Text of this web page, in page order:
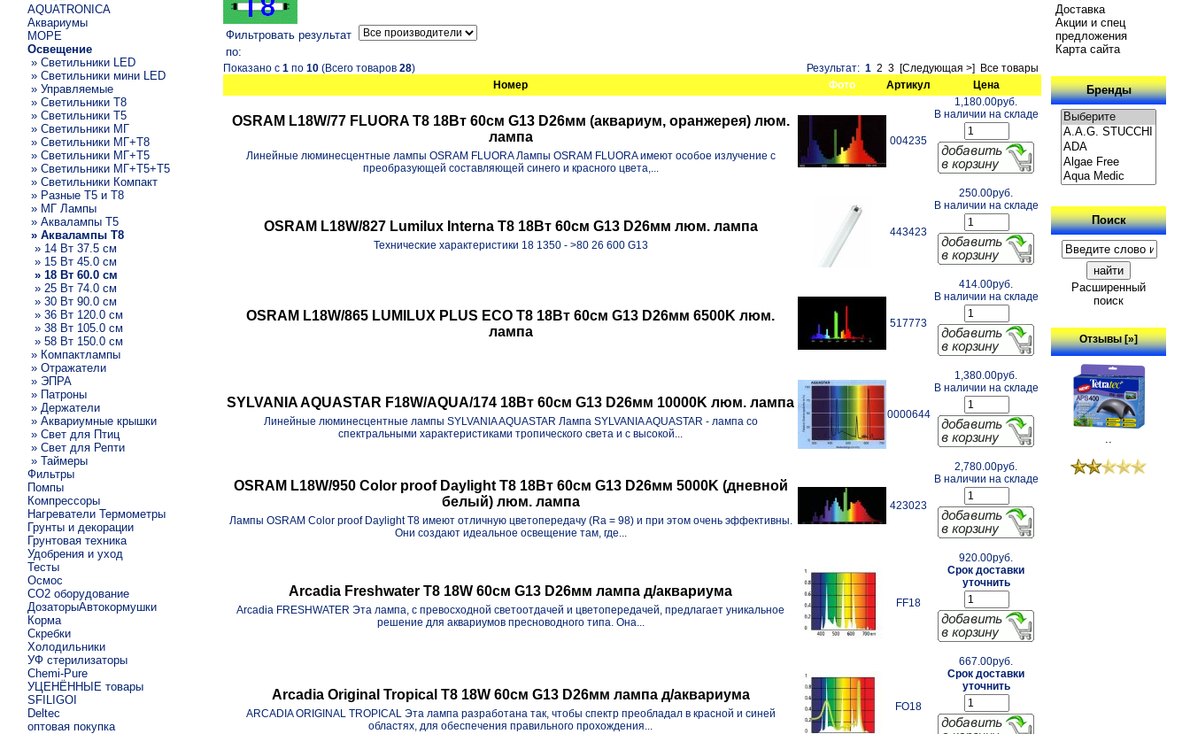
AQUATRONICA
Аквариумы
МОРЕ
Освещение
» Светильники LED
» Светильники мини LED
» Управляемые
» Светильники T8
» Светильники T5
» Светильники МГ
» Светильники МГ+T8
» Светильники МГ+T5
» Светильники МГ+T5+T5
» Светильники Компакт
» Разные T5 и T8
» МГ Лампы
» Аквалампы T5
» Аквалампы T8
» 14 Вт 37.5 см
» 15 Вт 45.0 см
» 18 Вт 60.0 см
» 25 Вт 74.0 см
» 30 Вт 90.0 см
» 36 Вт 120.0 см
» 38 Вт 105.0 см
» 58 Вт 150.0 см
» Компактлампы
» Отражатели
» ЭПРА
» Патроны
» Держатели
» Аквариумные крышки
» Свет для Птиц
» Свет для Репти
» Таймеры
Фильтры
Помпы
Компрессоры
Нагреватели Термометры
Грунты и декорации
Грунтовая техника
Удобрения и уход
Тесты
Осмос
CO2 оборудование
ДозаторыАвтокормушки
Корма
Скребки
Холодильники
УФ стерилизаторы
Chemi-Pure
УЦЕНЁННЫЕ товары
SFILIGOI
Deltec
оптовая покупка
Фильтровать результат
по:
Показано с1 по10 (Всего товаров28) Результат:1 2 3 [Следующая >]
Все товары
Номер
Фото Артикул Цена
OSRAM L18W/77 FLUORA T8 18Вт 60см G13 D26мм (аквариум, оранжерея) люм.
лампа
Линейные люминесцентные лампы OSRAM FLUORA Лампы OSRAM FLUORA имеют особое излучение с
преобразующей составляющей синего и красного цвета,...
004235
1,180.00руб.
В наличии на складе
OSRAM L18W/827 Lumilux Interna T8 18Вт 60см G13 D26мм люм. лампа
Технические характеристики 18 1350 - >80 26 600 G13
443423
250.00руб.
В наличии на складе
OSRAM L18W/865 LUMILUX PLUS ECO T8 18Вт 60см G13 D26мм 6500K люм.
лампа
517773
414.00руб.
В наличии на складе
SYLVANIA AQUASTAR F18W/AQUA/174 18Вт 60см G13 D26мм 10000K люм. лампа
Линейные люминесцентные лампы SYLVANIA AQUASTAR Лампа SYLVANIA AQUASTAR - лампа со
спектральными характеристиками тропического света и с высокой...
0000644
1,380.00руб.
В наличии на складе
OSRAM L18W/950 Color proof Daylight T8 18Вт 60см G13 D26мм 5000K (дневной
белый) люм. лампа
Лампы OSRAM Color proof Daylight T8 имеют отличную цветопередачу (Ra = 98) и при этом очень эффективны.
Они создают идеальное освещение там, где...
423023
2,780.00руб.
В наличии на складе
Arcadia Freshwater T8 18W 60см G13 D26мм лампа д/аквариума
Arcadia FRESHWATER Эта лампа, с превосходной светоотдачей и цветопередачей, предлагает уникальное
решение для аквариумов пресноводного типа. Она...
FF18
920.00руб.
Срок доставки
уточнить
Arcadia Original Tropical T8 18W 60см G13 D26мм лампа д/аквариума
ARCADIA ORIGINAL TROPICAL Эта лампа разработана так, чтобы спектр преобладал в красной и синей
областях, для обеспечения правильного прохождения...
FO18
667.00руб.
Срок доставки
уточнить
Доставка
Акции и спец
предложения
Карта сайта
Бренды
Поиск
Расширенный
поиск
Отзывы [»]